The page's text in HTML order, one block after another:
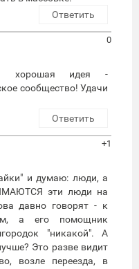
Ответить
0
хорошая идея -
сообщество! Удачи
Ответить
+1
и думаю: люди, а
эти люди на
давно говорят - к
а его помощник
"никакой". А
Это разве видит
возле переезда, в